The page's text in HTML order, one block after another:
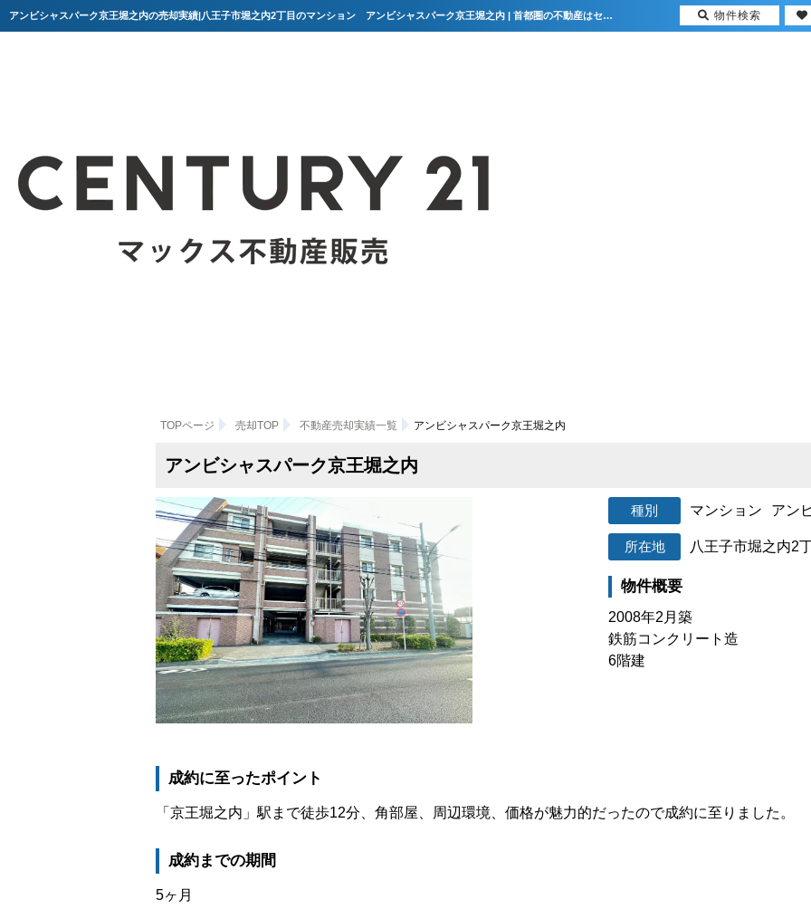
アンビシャスパーク京王堀之内の売却実績|八王子市堀之内2丁目のマンション アンビシャスパーク京王堀之内 | 首都圏の不動産はセンチュリー21マックス不動産販売 東京八王子店・東京荻窪店
TOPページ 売却TOP 不動産売却実績一覧 アンビシャスパーク京王堀之内
アンビシャスパーク京王堀之内
マンション アン
八王子市堀之内2
物件概要
2008年2月築
鉄筋コンクリート造
6階建
成約に至ったポイント
「京王堀之内」駅まで徒歩12分、角部屋、周辺環境、価格が魅力的だったので成約に至りました。
成約までの期間
5ヶ月
物件検索